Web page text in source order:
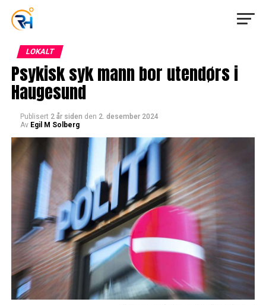
LOKALT
Psykisk syk mann bor utendørs i
Haugesund
Publisert 2 år siden den 2. desember 2024
Av Egil M Solberg